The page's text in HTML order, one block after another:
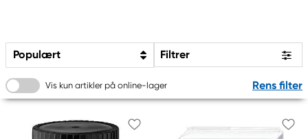
Populært Filtrer
Vis kun artikler på online-lager Rens filter